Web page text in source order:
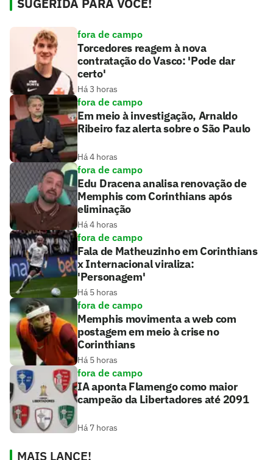
fora de campo
Torcedores reagem à nova
contratação do Vasco: 'Pode dar
certo'
Há 3 horas
fora de campo
Em meio à investigação, Arnaldo
Ribeiro faz alerta sobre o São Paulo
Há 4 horas
fora de campo
Edu Dracena analisa renovação de
Memphis com Corinthians após
eliminação
Há 4 horas
fora de campo
Fala de Matheuzinho em Corinthians
x Internacional viraliza:
'Personagem'
Há 5 horas
fora de campo
Memphis movimenta a web com
postagem em meio à crise no
Corinthians
Há 5 horas
fora de campo
IA aponta Flamengo como maior
campeão da Libertadores até 2091
Há 7 horas
MAIS LANCE!